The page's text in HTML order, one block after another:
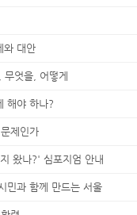
와 대안
엇을, 어떻게
해야 하나?
제인가
왔나?' 심포지엄 안내
민과 함께 만드는 서울